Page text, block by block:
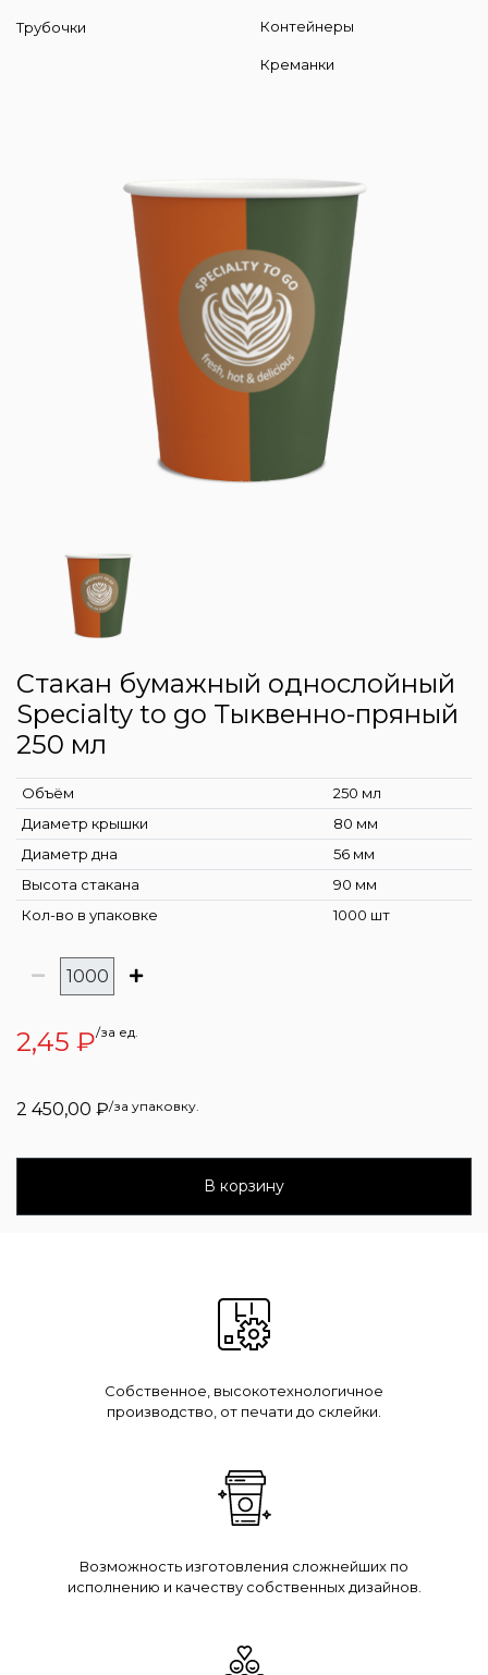
Трубочки Контейнеры
Креманки
Стаĸан бумажный однослойный
Specialty to go Тыĸвенно-пряный
250 мл
Объём
250 мл
Диаметр крышки
80 мм
Диаметр дна
56 мм
Высота стакана
90 мм
Кол-во в упаковке
1000 шт
2,45 ₽/за ед.
2 450,00 ₽/за упаковку.
В корзину
Собственное, высокотехнологичное
производство, от печати до склейки.
Возможность изготовления сложнейших по
исполнению и качеству собственных дизайнов.